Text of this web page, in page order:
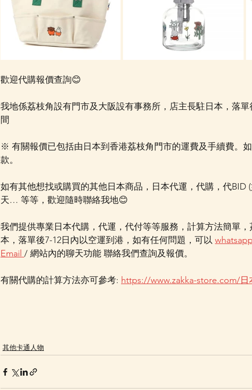
歡迎代購報價查詢😊
我地係荔枝角設有門市及大阪設有事務所，店主長駐日本，落
間
※ 有關報價已包括由日本到香港荔枝角門市的運費及手續費。
款。
如有其他想找或購買的其他日本商品，日本代運，代購，代BID
天… 等等，歡迎隨時聯絡我地😊
我們提供專業日本代購，代運，代付等等服務，計算方法簡單
本，落單後7-12日內以空運到港，如有任何問題，可以
Email / 網站內的聊天功能 聯絡我們查詢及報價。
有關代購的計算方法亦可參考: https://www.zakka-store.com/日
其他卡通人物